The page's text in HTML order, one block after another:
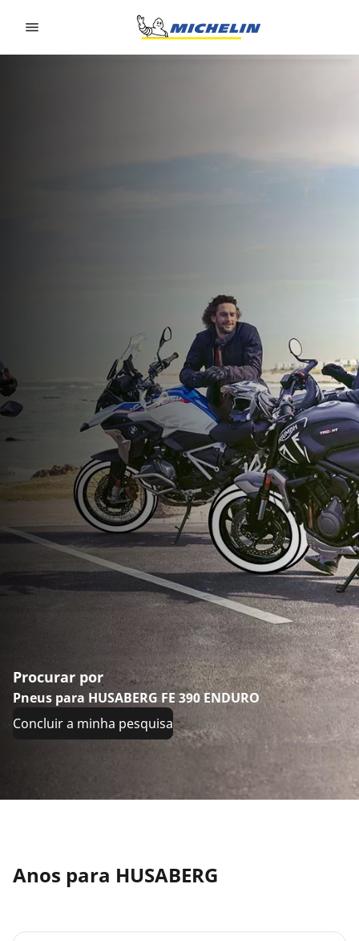
Procurar por
Pneus para HUSABERG FE 390 ENDURO
Concluir a minha pesquisa
Anos para HUSABERG